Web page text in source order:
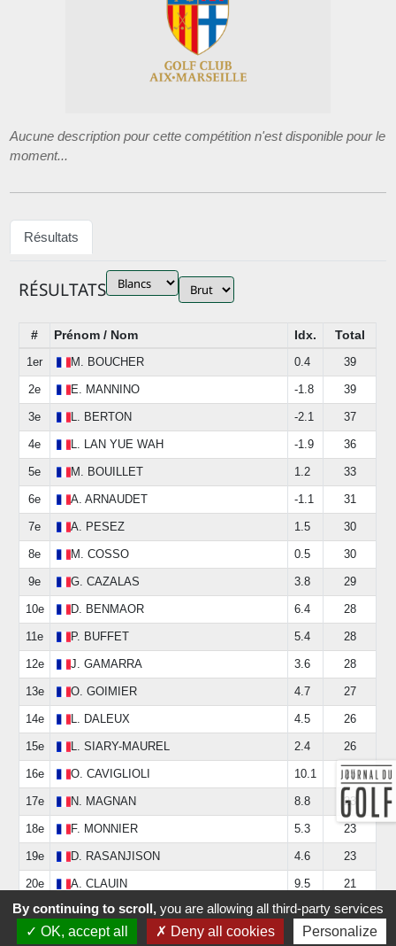
Aucune description pour cette compétition n'est disponible pour le
moment...
Résultats
RÉSULTATS
# Prénom / Nom Idx. Total
1er M. BOUCHER 0.4 39
2e E. MANNINO -1.8 39
3e L. BERTON -2.1 37
4e L. LAN YUE WAH -1.9 36
5e M. BOUILLET 1.2 33
6e A. ARNAUDET -1.1 31
7e A. PESEZ 1.5 30
8e M. COSSO 0.5 30
9e G. CAZALAS 3.8 29
10e D. BENMAOR 6.4 28
11e P. BUFFET 5.4 28
12e J. GAMARRA 3.6 28
13e O. GOIMIER 4.7 27
14e L. DALEUX 4.5 26
15e L. SIARY-MAUREL 2.4 26
16e O. CAVIGLIOLI 10.1 25
17e N. MAGNAN 8.8 23
18e F. MONNIER 5.3 23
19e D. RASANJISON 4.6 23
20e A. CLAUIN 9.5 21
By continuing to scroll, you are allowing all third-party services
OK, accept all
Deny all cookies Personalize